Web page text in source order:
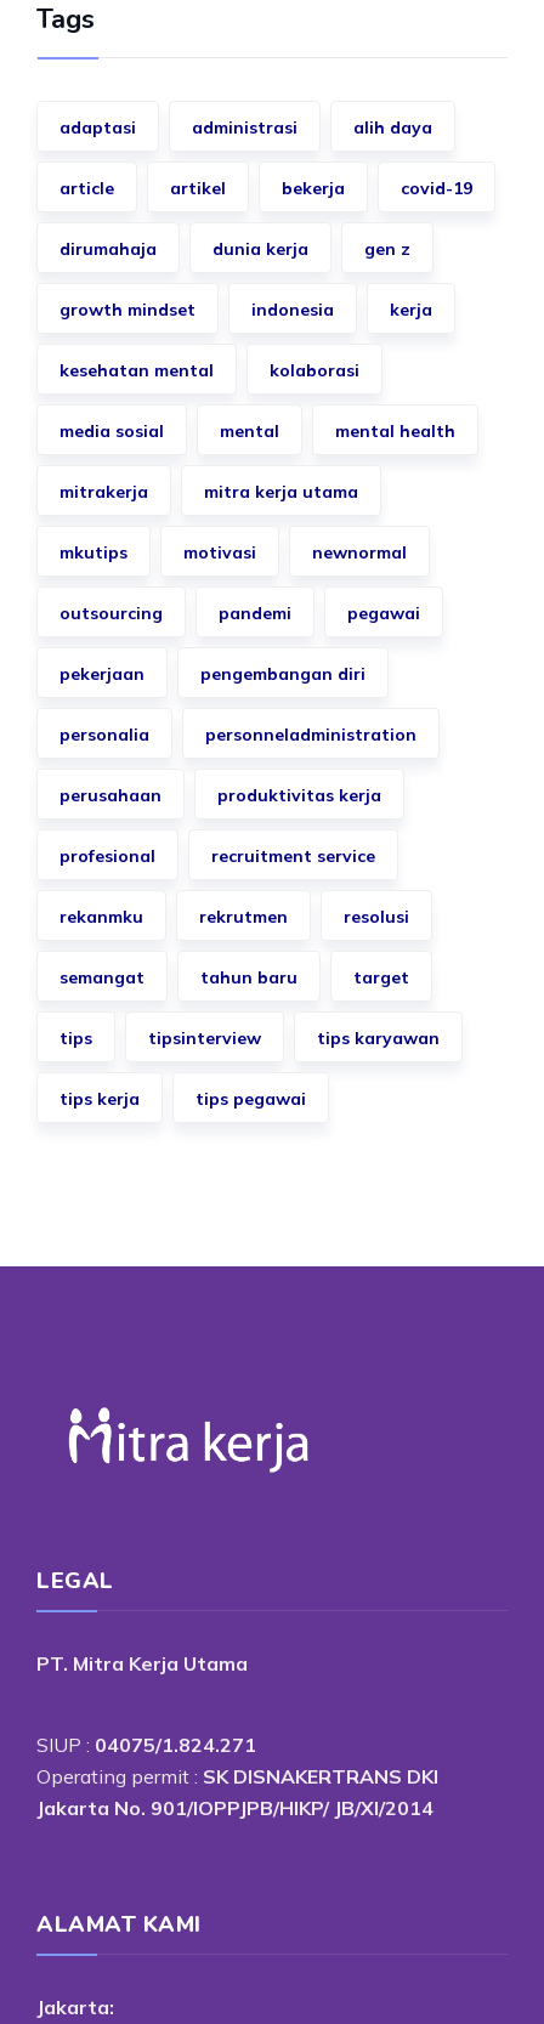
Tags
adaptasi administrasi alih daya
article artikel bekerja covid-19
dirumahaja dunia kerja gen z
growth mindset indonesia kerja
kesehatan mental kolaborasi
media sosial mental mental health
mitrakerja mitra kerja utama
mkutips motivasi newnormal
outsourcing pandemi pegawai
pekerjaan pengembangan diri
personalia personneladministration
perusahaan produktivitas kerja
profesional recruitment service
rekanmku rekrutmen resolusi
semangat tahun baru target
tips tipsinterview tips karyawan
tips kerja tips pegawai
LEGAL
PT. Mitra Kerja Utama
SIUP : 04075/1.824.271
Operating permit : SK DISNAKERTRANS DKI
Jakarta No. 901/IOPPJPB/HIKP/ JB/XI/2014
ALAMAT KAMI
Jakarta: